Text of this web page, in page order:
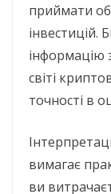
приймати
інвестицій.
інформацію
світі
точності в
вимагає
ви